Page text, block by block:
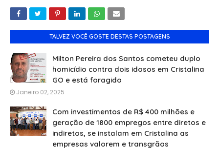
TALVEZ VOCÊ GOSTE DESTAS POSTAGENS
Milton Pereira dos Santos cometeu duplo
homicídio contra dois idosos em Cristalina
GO e está foragido
Janeiro 02, 2025
Com investimentos de R$ 400 milhões e
geração de 1800 empregos entre diretos e
indiretos, se instalam em Cristalina as
empresas valorem e transgrãos